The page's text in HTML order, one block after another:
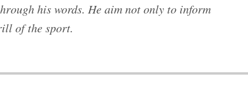
his words. He aim not only to inform
of the sport.